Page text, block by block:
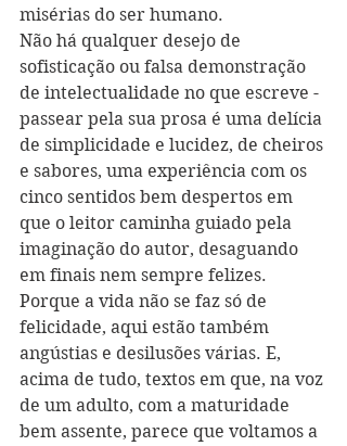
misérias do ser humano.
Não há qualquer desejo de
sofisticação ou falsa demonstração
de intelectualidade no que escreve -
passear pela sua prosa é uma delícia
de simplicidade e lucidez, de cheiros
e sabores, uma experiência com os
cinco sentidos bem despertos em
que o leitor caminha guiado pela
imaginação do autor, desaguando
em finais nem sempre felizes.
Porque a vida não se faz só de
felicidade, aqui estão também
angústias e desilusões várias. E,
acima de tudo, textos em que, na voz
de um adulto, com a maturidade
bem assente, parece que voltamos a